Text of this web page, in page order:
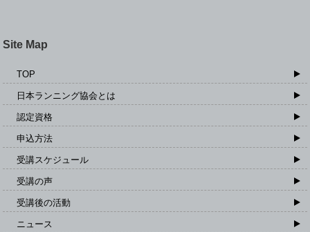
Site Map
TOP
日本ランニング協会とは
認定資格
申込方法
受講スケジュール
受講の声
受講後の活動
ニュース